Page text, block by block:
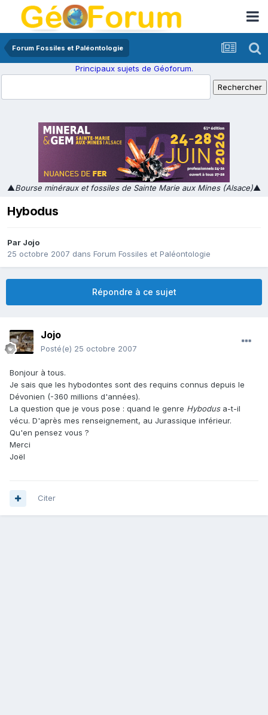
Forum Fossiles et Paléontologie
Principaux sujets de Géoforum.
▲Bourse minéraux et fossiles de Sainte Marie aux Mines (Alsace)▲
Hybodus
Par Jojo
25 octobre 2007 dans Forum Fossiles et Paléontologie
Répondre à ce sujet
Jojo
Posté(e) 25 octobre 2007
Bonjour à tous.
Je sais que les hybodontes sont des requins connus depuis le
Dévonien (-360 millions d'années).
La question que je vous pose : quand le genre Hybodusa-t-il
vécu. D'après mes renseignement, au Jurassique inférieur.
Qu'en pensez vous ?
Merci
Joël
Citer